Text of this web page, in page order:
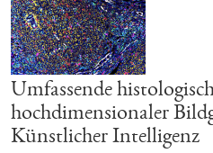
Umfassende
hochdimensionaler
Künstlicher Intelligenz